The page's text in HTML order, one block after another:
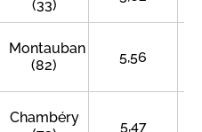
(33)
Montauban
(82)
5,56
Chambéry
5,47